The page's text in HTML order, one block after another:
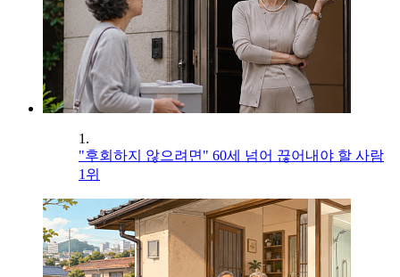
1.
"후회하지 않으려면" 60세 넘어 끊어내야 할 사람
1위